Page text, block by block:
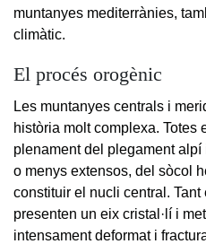
muntanyes mediterrànies,
climàtic.
El procés orogènic
Les muntanyes centrals i
història molt complexa. Totes
plenament del plegament
o menys extensos, del sòcol
constituir el nucli central.
presenten un eix cristal·lí i
intensament deformat i